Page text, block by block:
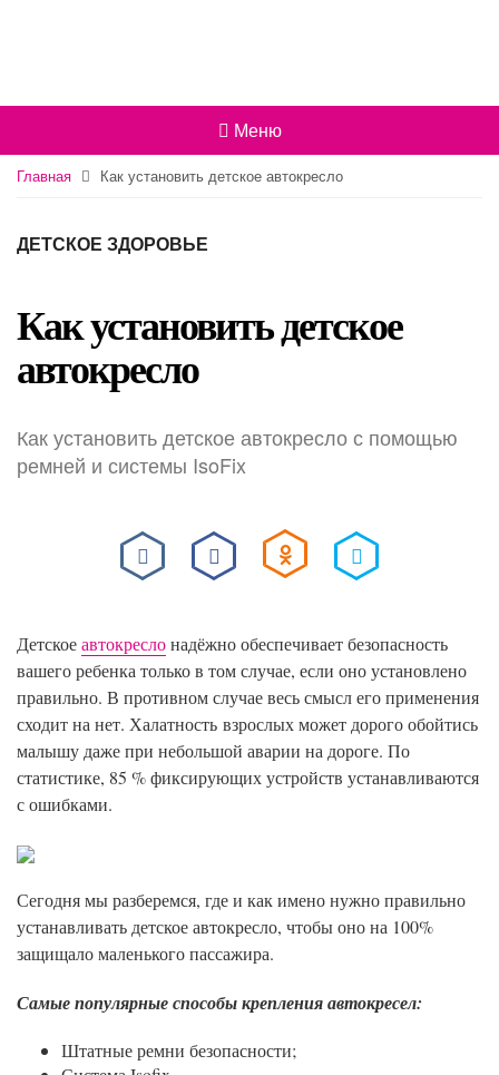
Меню
Главная Как установить детское автокресло
ДЕТСКОЕ ЗДОРОВЬЕ
Как установить детское
автокресло
Как установить детское автокресло с помощью
ремней и системы IsoFix
Детскоеавтокреслонадёжно обеспечивает безопасность
вашего ребенка только в том случае, если оно установлено
правильно. В противном случае весь смысл его применения
сходит на нет. Халатность взрослых может дорого обойтись
малышу даже при небольшой аварии на дороге. По
статистике, 85 % фиксирующих устройств устанавливаются
с ошибками.
Сегодня мы разберемся, где и как имено нужно правильно
устанавливать детское автокресло, чтобы оно на 100%
защищало маленького пассажира.
Самые популярные способы крепления автокресел:
Штатные ремни безопасности;